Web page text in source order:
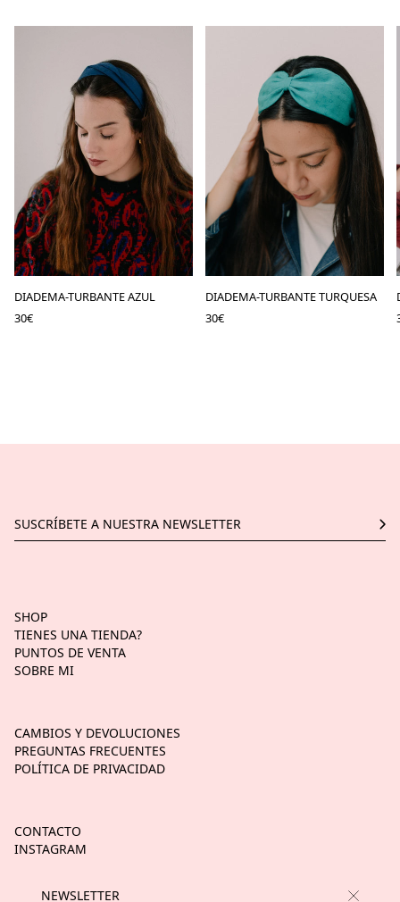
NEWSLETTER
DIADEMA-TURBANTE AZUL
30€
DIADEMA-TURBANTE TURQUESA
30€
SHOP
TIENES UNA TIENDA?
PUNTOS DE VENTA
SOBRE MI
CAMBIOS Y DEVOLUCIONES
PREGUNTAS FRECUENTES
POLÍTICA DE PRIVACIDAD
CONTACTO
INSTAGRAM